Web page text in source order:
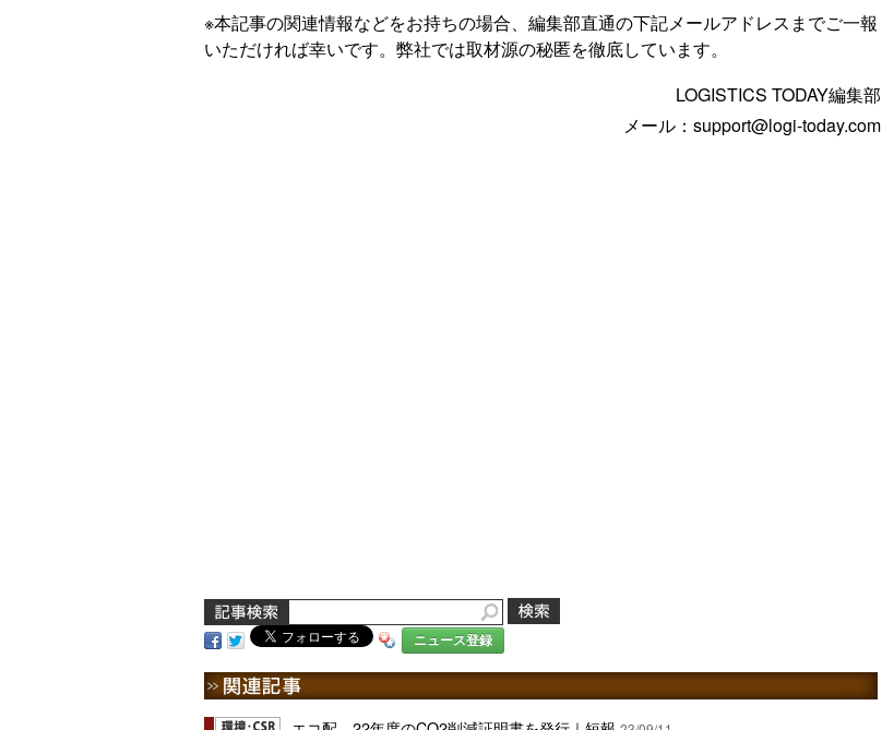
※本記事の関連情報などをお持ちの場合、編集部直通の下記メールアドレスまでご一報
いただければ幸いです。弊社では取材源の秘匿を徹底しています。
LOGISTICS TODAY編集部
メール：support@logi-today.com
ニュース登録